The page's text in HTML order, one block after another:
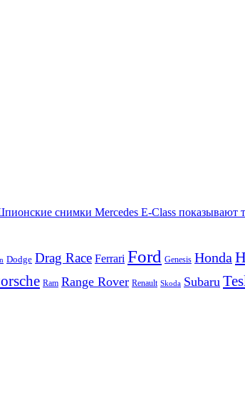
снимки Mercedes E-Class показывают
Dodge Drag Race Ferrari Ford Genesis Honda
Ram Range Rover Renault Skoda Subaru